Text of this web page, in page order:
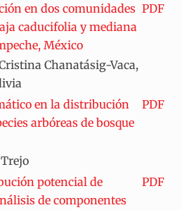
en dos comunidades
caducifolia y mediana
México
PDF
Chanatásig-Vaca,
en la distribución
arbóreas de bosque
PDF
potencial de
de componentes
PDF